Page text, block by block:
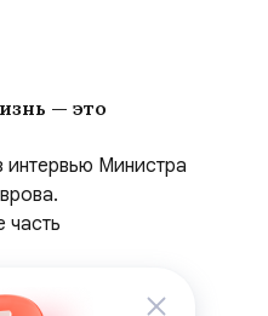
это
интервью Министра